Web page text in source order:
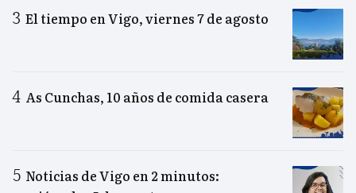
El tiempo en Vigo, viernes 7 de agosto
As Cunchas, 10 años de comida casera
Noticias de Vigo en 2 minutos: